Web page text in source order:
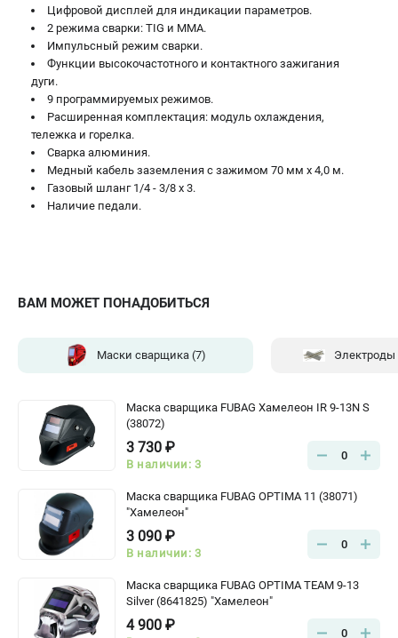
ВАМ МОЖЕТ ПОНАДОБИТЬСЯ
Маски сварщика(7)
Маска сварщика FUBAG Хамелеон IR 9-13N S
(38072)
3 730 ₽
В наличии: 3
0
Маска сварщика FUBAG OPTIMA 11 (38071)
"Хамелеон"
3 090 ₽
В наличии: 3
0
Маска сварщика FUBAG OPTIMA TEAM 9-13
Silver (8641825) "Хамелеон"
4 900 ₽ 0
Цифровой дисплей для индикации параметров.
2 режима сварки: TIG и MMA.
Импульсный режим сварки.
Функции высокочастотного и контактного зажигания
дуги.
9 программируемых режимов.
Расширенная комплектация: модуль охлаждения,
тележка и горелка.
Сварка алюминия.
Медный кабель заземления с зажимом 70 мм х 4,0 м.
Газовый шланг 1/4 - 3/8 х 3.
Наличие педали.